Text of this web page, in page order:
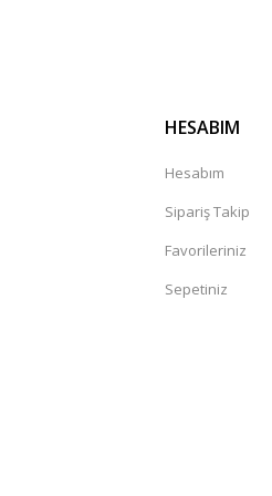
HESABIM
Hesabım
Sipariş Takip
Favorileriniz
Sepetiniz